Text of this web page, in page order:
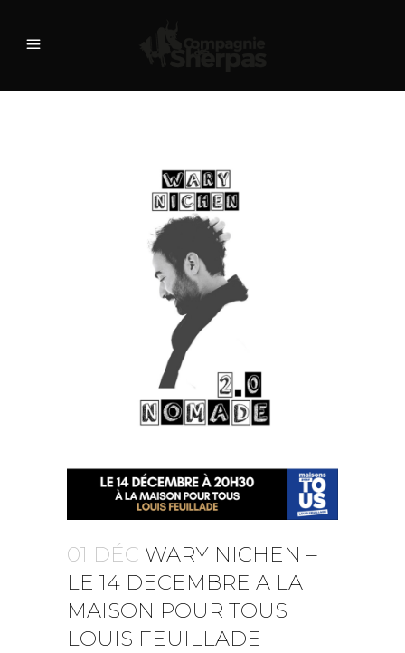
01 DÉC WARY NICHEN –
LE 14 DECEMBRE A LA
MAISON POUR TOUS
LOUIS FEUILLADE